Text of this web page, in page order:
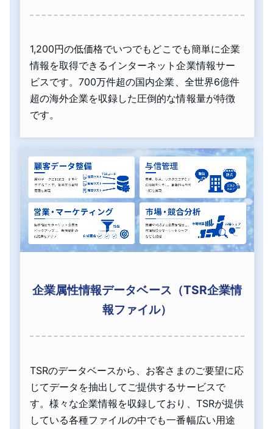
1,200円の低価格でいつでもどこでも簡単に企業
情報を取得できるインターネット企業情報サー
ビスです。700万件超の国内企業、全世界6億件
超の海外企業を収録した圧倒的な情報量が特徴
です。
企業属性情報データベース（TSR企業情
報ファイル）
TSRのデータベースから、お客さまのご要望に応
じてデータを抽出してご提供するサービスで
す。様々な企業情報を収録しており、TSRが提供
している各種ファイルの中でも一番幅広い用途